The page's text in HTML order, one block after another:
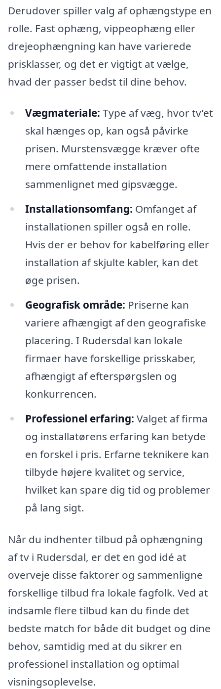
Derudover spiller valg af ophængstype en
rolle. Fast ophæng, vippeophæng eller
drejeophængning kan have varierede
prisklasser, og det er vigtigt at vælge,
hvad der passer bedst til dine behov.
Vægmateriale: Type af væg, hvor tv’et
skal hænges op, kan også påvirke
prisen. Murstensvægge kræver ofte
mere omfattende installation
sammenlignet med gipsvægge.
Installationsomfang: Omfanget af
installationen spiller også en rolle.
Hvis der er behov for kabelføring eller
installation af skjulte kabler, kan det
øge prisen.
Geografisk område: Priserne kan
variere afhængigt af den geografiske
placering. I Rudersdal kan lokale
firmaer have forskellige prisskaber,
afhængigt af efterspørgslen og
konkurrencen.
Professionel erfaring: Valget af firma
og installatørens erfaring kan betyde
en forskel i pris. Erfarne teknikere kan
tilbyde højere kvalitet og service,
hvilket kan spare dig tid og problemer
på lang sigt.
Når du indhenter tilbud på ophængning
af tv i Rudersdal, er det en god idé at
overveje disse faktorer og sammenligne
forskellige tilbud fra lokale fagfolk. Ved at
indsamle flere tilbud kan du finde det
bedste match for både dit budget og dine
behov, samtidig med at du sikrer en
professionel installation og optimal
visningsoplevelse.